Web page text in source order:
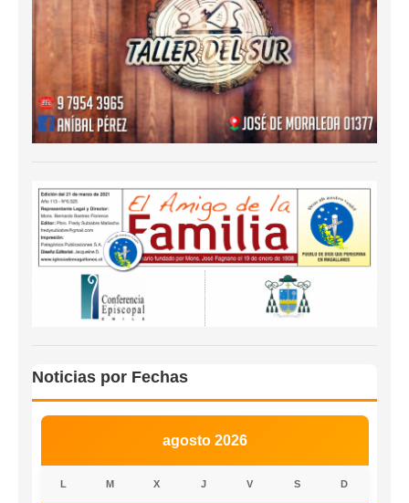
Noticias por Fechas
agosto 2026
L M X J V S D